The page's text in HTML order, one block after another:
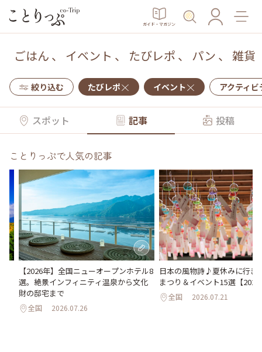
ガイド・マガジン
ごはん 、 イベント 、 たびレポ 、 パン 、 雑貨
絞り込む たびレポ イベント アクティ
スポット 記事 投稿
ことりっぷで人気の記事
【2026年】全国ニューオープンホテル8
選。絶景インフィニティ温泉から文化
財の邸宅まで
全国 2026.07.26
日本の風物詩♪夏休みに行き
まつり＆イベント15選【
全国 2026.07.21